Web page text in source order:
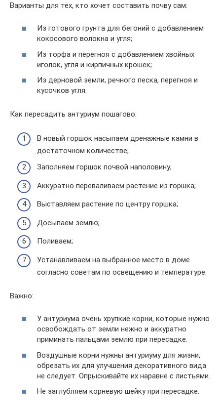
Варианты для тех, кто хочет составить почву сам:
Из готового грунта для бегоний с добавлением
кокосового волокна и угля;
Из торфа и перегноя с добавлением хвойных
иголок, угля и кирпичных крошек;
Из дерновой земли, речного песка, перегноя и
кусочков угля.
Как пересадить антуриум пошагово:
В новый горшок насыпаем дренажные камни в
достаточном количестве;
Заполняем горшок почвой наполовину;
Аккуратно переваливаем растение из горшка;
Выставляем растение по центру горшка;
Досыпаем землю;
Поливаем;
Устанавливаем на выбранное место в доме
согласно советам по освещению и температуре.
Важно:
У антуриума очень хрупкие корни, которые нужно
освобождать от земли нежно и аккуратно
приминать пальцами землю при пересадке.
Воздушные корни нужны антуриуму для жизни,
обрезать их для улучшения декоративного вида
не следует. Опрыскивайте их наравне с листьями.
Не заглубляем корневую шейку при пересадке.